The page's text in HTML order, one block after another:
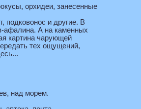
орхидеи, занесенные
подковонос и другие. В
афалина. А на каменных
картина чарующей
тех ощущений,
над морем.